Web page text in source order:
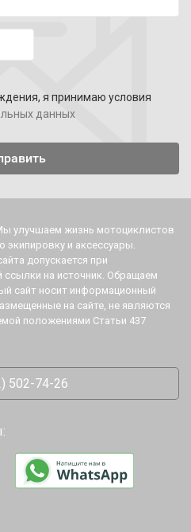
я принимаю условия
данных
улучшаем жизнь мотоциклистов
экипировку и аксессуары.
допускается при
ссылки на источник. Обращаем
сайт носит информационный
на сайте, не являются
положениями Статьи 437
502-74-26